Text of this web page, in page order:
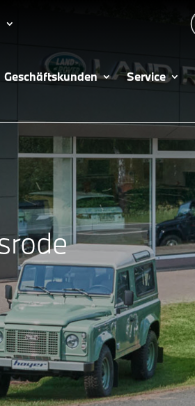
Geschäftskunden Service